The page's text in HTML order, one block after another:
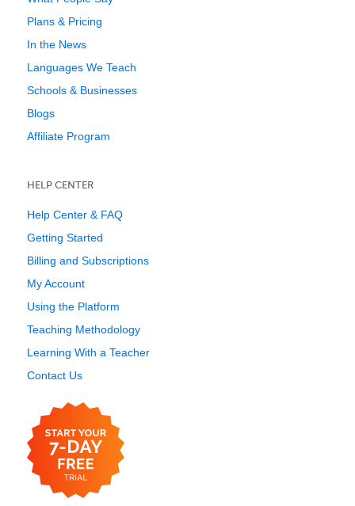
Plans & Pricing
In the News
Languages We Teach
Schools & Businesses
Blogs
Affiliate Program
HELP CENTER
Help Center & FAQ
Getting Started
Billing and Subscriptions
My Account
Using the Platform
Teaching Methodology
Learning With a Teacher
Contact Us